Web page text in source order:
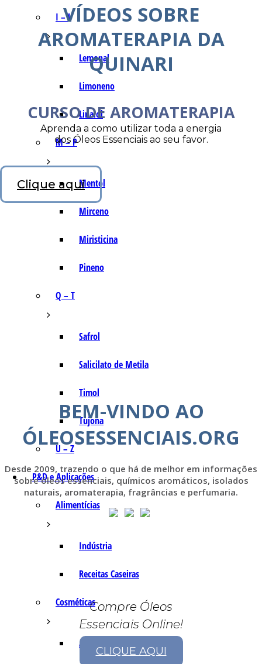
I – L
Lemonal
Limoneno
Linalol
M – P
Mentol
Mirceno
Miristicina
Pineno
Q – T
Safrol
Salicilato de Metila
Timol
Tujona
U – Z
P&D e Aplicações
Alimentícias
Indústria
Receitas Caseiras
Cosméticas
Aromaterapia
VÍDEOS SOBRE
AROMATERAPIA DA
QUINARI
CURSO DE AROMATERAPIA
Aprenda a como utilizar toda a energia
dos Óleos Essenciais ao seu favor.
Clique aqui
BEM-VINDO AO
ÓLEOSESSENCIAIS.ORG
Desde 2009, trazendo o que há de melhor em informações
sobre óleos essenciais, químicos aromáticos, isolados
naturais, aromaterapia, fragrâncias e perfumaria.
Compre Óleos
Essenciais Online!
CLIQUE AQUI